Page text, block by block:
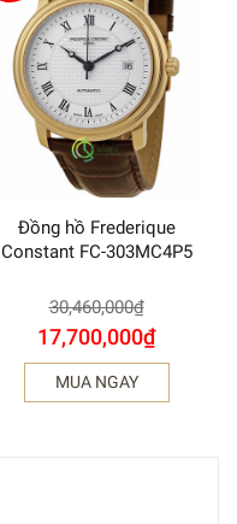
Đồng hồ Frederique
Constant FC-303MC4P5
30,460,000₫
17,700,000₫
MUA NGAY